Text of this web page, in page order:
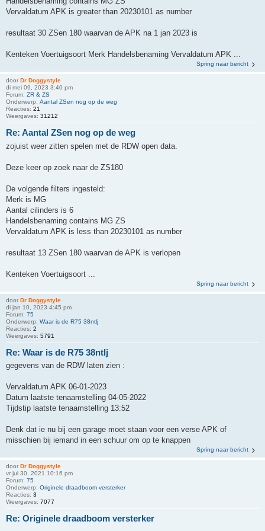
Vervaldatum APK is greater than 20230101 as number
resultaat 30 ZSen 180 waarvan de APK na 1 jan 2023 is
Kenteken Voertuigsoort Merk Handelsbenaming Vervaldatum APK ...
Spring naar bericht
door Dr Doggystyle
di mei 09, 2023 3:40 pm
Forum: ZR & ZS
Onderwerp: Aantal ZSen nog op de weg
Reacties: 21
Weergaves: 31212
Re: Aantal ZSen nog op de weg
zojuist weer zitten spelen met de RDW open data.
Deze keer op zoek naar de ZS180
De volgende filters ingesteld:
Merk is MG
Aantal cilinders is 6
Handelsbenaming contains MG ZS
Vervaldatum APK is less than 20230101 as number
resultaat 13 ZSen 180 waarvan de APK is verlopen
Kenteken Voertuigsoort ...
Spring naar bericht
door Dr Doggystyle
di jan 10, 2023 4:45 pm
Forum: 75
Onderwerp: Waar is de R75 38ntlj
Reacties: 2
Weergaves: 5791
Re: Waar is de R75 38ntlj
gegevens van de RDW laten zien :
Vervaldatum APK 06-01-2023
Datum laatste tenaamstelling 04-05-2022
Tijdstip laatste tenaamstelling 13:52
Denk dat ie nu bij een garage moet staan voor een verse APK of
misschien bij iemand in een schuur om op te knappen
Spring naar bericht
door Dr Doggystyle
vr jul 30, 2021 10:16 pm
Forum: 75
Onderwerp: Originele draadboom versterker
Reacties: 3
Weergaves: 7077
Re: Originele draadboom versterker